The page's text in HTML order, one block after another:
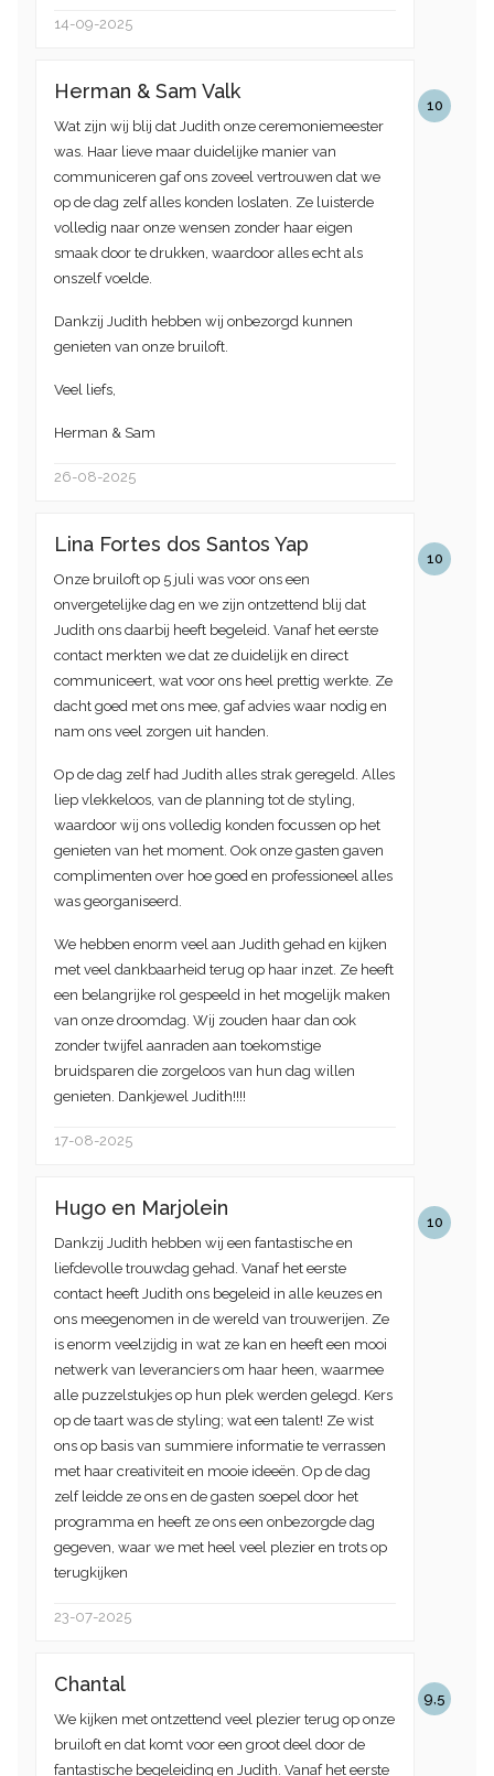
14-09-2025
10
Herman & Sam Valk
Wat zijn wij blij dat Judith onze ceremoniemeester
was. Haar lieve maar duidelijke manier van
communiceren gaf ons zoveel vertrouwen dat we
op de dag zelf alles konden loslaten. Ze luisterde
volledig naar onze wensen zonder haar eigen
smaak door te drukken, waardoor alles echt als
onszelf voelde.
Dankzij Judith hebben wij onbezorgd kunnen
genieten van onze bruiloft.
Veel liefs,
Herman & Sam
26-08-2025
10
Lina Fortes dos Santos Yap
Onze bruiloft op 5 juli was voor ons een
onvergetelijke dag en we zijn ontzettend blij dat
Judith ons daarbij heeft begeleid. Vanaf het eerste
contact merkten we dat ze duidelijk en direct
communiceert, wat voor ons heel prettig werkte. Ze
dacht goed met ons mee, gaf advies waar nodig en
nam ons veel zorgen uit handen.
Op de dag zelf had Judith alles strak geregeld. Alles
liep vlekkeloos, van de planning tot de styling,
waardoor wij ons volledig konden focussen op het
genieten van het moment. Ook onze gasten gaven
complimenten over hoe goed en professioneel alles
was georganiseerd.
We hebben enorm veel aan Judith gehad en kijken
met veel dankbaarheid terug op haar inzet. Ze heeft
een belangrijke rol gespeeld in het mogelijk maken
van onze droomdag. Wij zouden haar dan ook
zonder twijfel aanraden aan toekomstige
bruidsparen die zorgeloos van hun dag willen
genieten. Dankjewel Judith!!!!
17-08-2025
10
Hugo en Marjolein
Dankzij Judith hebben wij een fantastische en
liefdevolle trouwdag gehad. Vanaf het eerste
contact heeft Judith ons begeleid in alle keuzes en
ons meegenomen in de wereld van trouwerijen. Ze
is enorm veelzijdig in wat ze kan en heeft een mooi
netwerk van leveranciers om haar heen, waarmee
alle puzzelstukjes op hun plek werden gelegd. Kers
op de taart was de styling; wat een talent! Ze wist
ons op basis van summiere informatie te verrassen
met haar creativiteit en mooie ideeën. Op de dag
zelf leidde ze ons en de gasten soepel door het
programma en heeft ze ons een onbezorgde dag
gegeven, waar we met heel veel plezier en trots op
terugkijken
23-07-2025
9,5
Chantal
We kijken met ontzettend veel plezier terug op onze
bruiloft en dat komt voor een groot deel door de
fantastische begeleiding en Judith. Vanaf het eerste